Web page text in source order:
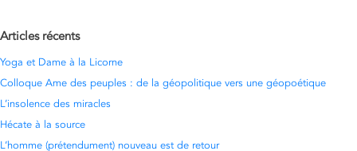
Articles récents
Yoga et Dame à la Licorne
Colloque Ame des peuples : de la géopolitique vers une géopoétique
L’insolence des miracles
Hécate à la source
L’homme (prétendument) nouveau est de retour